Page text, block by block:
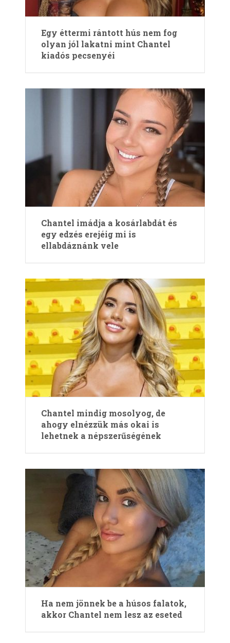
Egy éttermi rántott hús nem fog
olyan jól lakatni mint Chantel
kiadós pecsenyéi
Chantel imádja a kosárlabdát és
egy edzés erejéig mi is
ellabdáznánk vele
Chantel mindig mosolyog, de
ahogy elnézzük más okai is
lehetnek a népszerűségének
Ha nem jönnek be a húsos falatok,
akkor Chantel nem lesz az eseted